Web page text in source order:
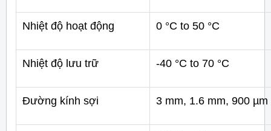
Nhiệt độ hoạt động 0 °C to 50 °C
Nhiệt độ lưu trữ -40 °C to 70 °C
Đường kính sợi 3 mm, 1.6 mm, 900 µm